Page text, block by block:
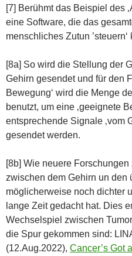
[7] Berühmt das Beispiel des
eine Software, die das
menschliches Zutun ’steuern‘
[8a] So wird die Stellung der
Gehirn gesendet und für den
Bewegung‘ wird die Menge
benutzt, um eine ‚geeignete
entsprechende Signale ‚vom
gesendet werden.
[8b] Wie neuere
zwischen dem Gehirn un den
möglicherweise noch dichter
lange Zeit gedacht hat. Dies
Wechselspiel zwischen
die Spur gekommen sind:
(12.Aug.2022), Cancer’s Got